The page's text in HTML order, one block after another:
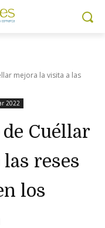
mejora la visita a las
2022
Cuéllar
reses
los